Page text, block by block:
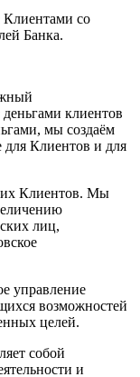
Клиентами со
Банка.
клиентов
мы создаём
для Клиентов и для
Клиентов. Мы
лиц,
управление
возможностей
целей.
собой
и